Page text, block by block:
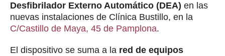
Desfibrilador Externo Automático (DEA) en las
nuevas instalaciones de Clínica Bustillo, en la
C/Castillo de Maya, 45 de Pamplona.
El dispositivo se suma a la red de equipos